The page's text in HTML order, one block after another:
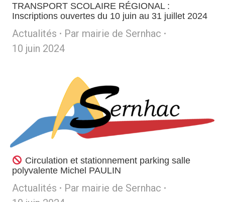
TRANSPORT SCOLAIRE RÉGIONAL :
Inscriptions ouvertes du 10 juin au 31 juillet 2024
Actualités Par mairie de Sernhac
10 juin 2024
Circulation et stationnement parking salle
polyvalente Michel PAULIN
Actualités Par mairie de Sernhac